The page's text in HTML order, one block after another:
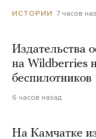
ИСТОРИИ 7 часов
Издательства
на Wildberries
беспилотников
6 часов назад
На Камчатке